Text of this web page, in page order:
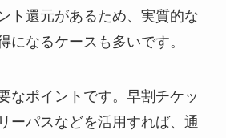
ト還元があるため、実質的な
になるケースも多いです。
なポイントです。早割チケッ
ーパスなどを活用すれば、通